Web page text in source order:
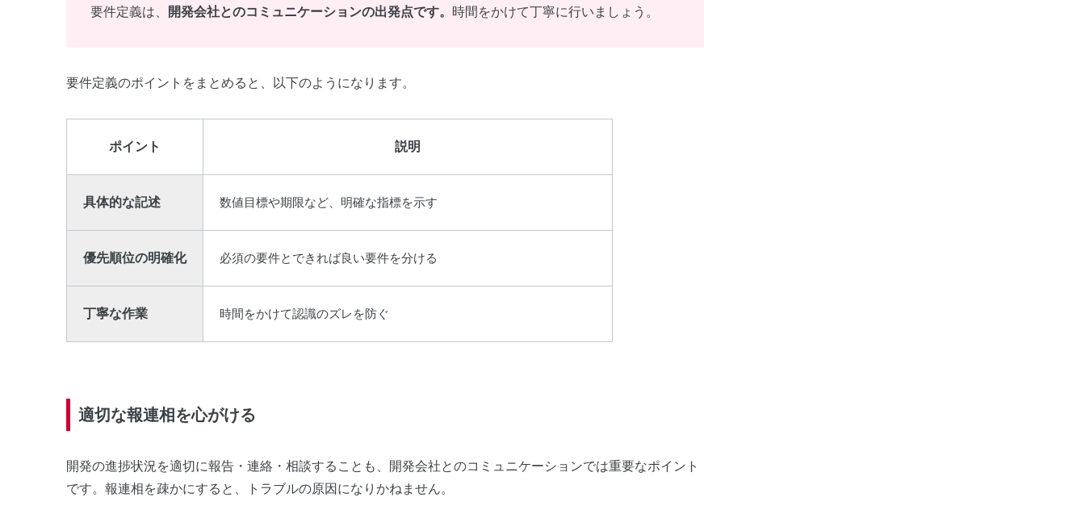
要件定義は、 開発会社とのコミュニケーションの出発点です。 時間をかけて丁寧に行いましょう。
要件定義のポイントをまとめると、以下のようになります。
ポイント 説明
具体的な記述 数値目標や期限など、明確な指標を示す
優先順位の明確化 必須の要件とできれば良い要件を分ける
丁寧な作業 時間をかけて認識のズレを防ぐ
適切な報連相を心がける
開発の進捗状況を適切に報告・連絡・相談することも、開発会社とのコミュニケーションでは重要なポイント
です。報連相を疎かにすると、トラブルの原因になりかねません。